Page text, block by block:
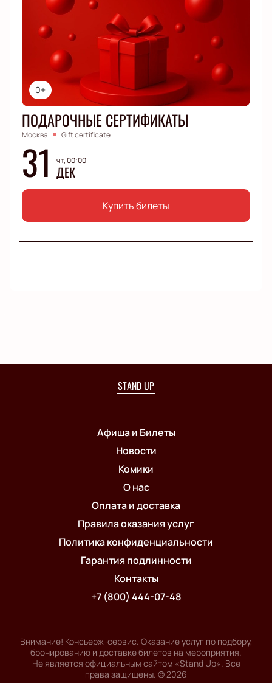
0+
ПОДАРОЧНЫЕ СЕРТИФИКАТЫ
Москва Gift certificate
31 чт, 00:00
ДЕК
Купить билеты
STAND UP
Афиша и Билеты
Новости
Комики
О нас
Оплата и доставка
Правила оказания услуг
Политика конфиденциальности
Гарантия подлинности
Контакты
+7 (800) 444-07-48
Внимание! Консьерж-сервис. Оказание услуг по подбору,
бронированию и доставке билетов на мероприятия.
Не является официальным сайтом «Stand Up». Все
права защищены. ©2026